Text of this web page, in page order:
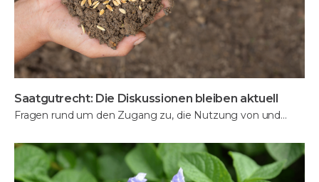
Saatgutrecht: Die Diskussionen bleiben aktuell
Fragen rund um den Zugang zu, die Nutzung von und…